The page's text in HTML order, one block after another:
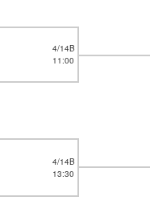
4/14B
11:00
4/14B
13:30